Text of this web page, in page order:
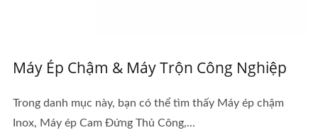
Máy Ép Chậm & Máy Trộn Công Nghiệp
Trong danh mục này, bạn có thể tìm thấy Máy ép chậm
Inox, Máy ép Cam Đứng Thủ Công,...